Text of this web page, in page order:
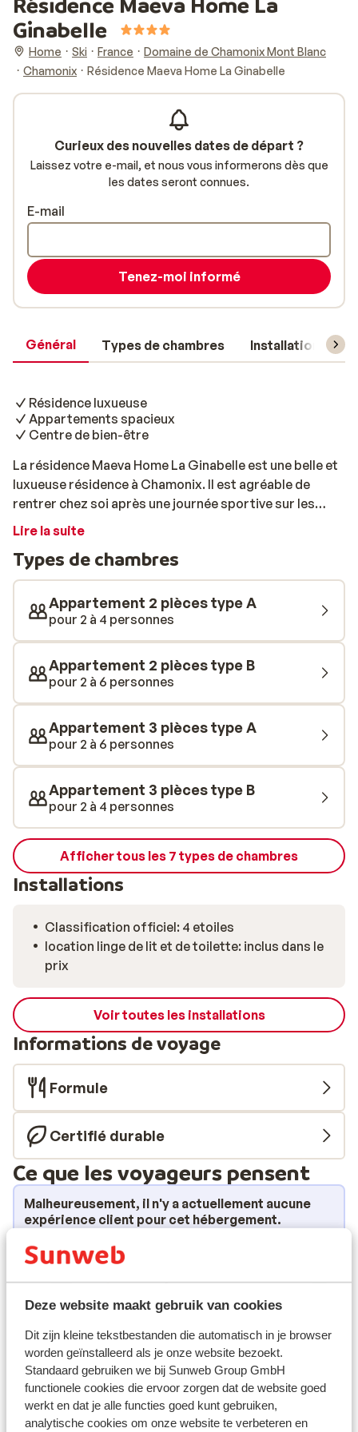
Deze website maakt gebruik van cookies
Dit zijn kleine tekstbestanden die automatisch in je browser
worden geïnstalleerd als je onze website bezoekt.
Standaard gebruiken we bij Sunweb Group GmbH
functionele cookies die ervoor zorgen dat de website goed
werkt en dat je alle functies goed kunt gebruiken,
analytische cookies om onze website te verbeteren en
Ginabelle
Home Ski France
Domaine de Chamonix Mont Blanc
Chamonix
Résidence Maeva Home La Ginabelle
Général Types de chambres Installations
Résidence luxueuse
Appartements spacieux
Centre de bien-être
La résidence Maeva Home La Ginabelle est une belle et
luxueuse résidence à Chamonix. Il est agréable de
rentrer chez soi après une journée sportive sur les
pistes du magnifique domaine skiable. Les
résidence convient parfaitement aux familles ainsi
qu'aux petits groupes d'amis. Vous souhaitez dîner?
Vous aurez le choix entre la préparation d'un repas
maison ou vous rendre dans un restaurant du centre de
Chamonix. Envie de détente après une longue journée?
Profitez du centre de bien-être de la résidence!
Effectuez quelques longueurs dans la piscine pour
ensuite vous détendre dans le sauna ou le jacuzzi.
Lire la suite
Types de chambres
Appartement 2 pièces type A
pour 2 à 4 personnes
Appartement 2 pièces type B
pour 2 à 6 personnes
Appartement 3 pièces type A
pour 2 à 6 personnes
Appartement 3 pièces type B
pour 2 à 4 personnes
Afficher tous les 7 types de chambres
Installations
Classification officiel: 4 etoiles
location linge de lit et de toilette: inclus dans le
prix
Voir toutes les installations
Informations de voyage
Formule
Certifié durable
Ce que les voyageurs pensent
Malheureusement, il n'y a actuellement aucune
expérience client pour cet hébergement.
Emplacement
Afficher sur la carte
Curieux des nouvelles dates de départ ?
Laissez votre e-mail, et nous vous informerons dès que
les dates seront connues.
E-mail
Tenez-moi informé